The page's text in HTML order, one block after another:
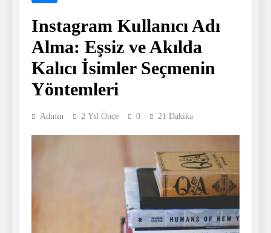
Instagram Kullanıcı Adı
Alma: Eşsiz ve Akılda
Kalıcı İsimler Seçmenin
Yöntemleri
Admin 2 Yıl Önce 0 21 Dakika